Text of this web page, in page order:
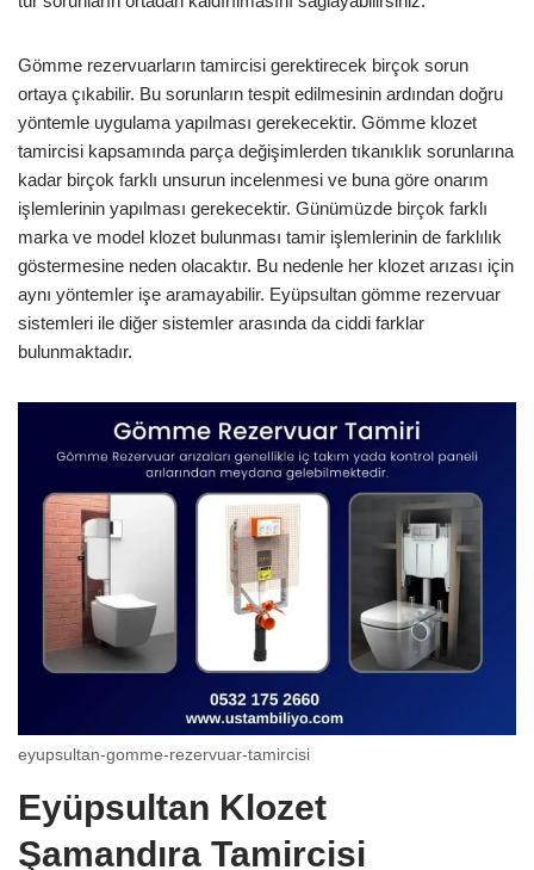
Gömme rezervuarların tamircisi gerektirecek birçok sorun
ortaya çıkabilir. Bu sorunların tespit edilmesinin ardından doğru
yöntemle uygulama yapılması gerekecektir. Gömme klozet
tamircisi kapsamında parça değişimlerden tıkanıklık sorunlarına
kadar birçok farklı unsurun incelenmesi ve buna göre onarım
işlemlerinin yapılması gerekecektir. Günümüzde birçok farklı
marka ve model klozet bulunması tamir işlemlerinin de farklılık
göstermesine neden olacaktır. Bu nedenle her klozet arızası için
aynı yöntemler işe aramayabilir. Eyüpsultan gömme rezervuar
sistemleri ile diğer sistemler arasında da ciddi farklar
bulunmaktadır.
eyupsultan-gomme-rezervuar-tamircisi
Eyüpsultan Klozet
Şamandıra Tamircisi